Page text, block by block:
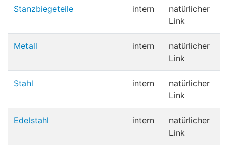
Stanzbiegeteile intern
natürlicher
Link
Metall intern
natürlicher
Link
Stahl intern
natürlicher
Link
Edelstahl intern
natürlicher
Link